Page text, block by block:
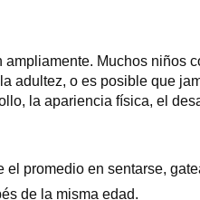
Muchos
adultez, o es posible que
la apariencia física, el
promedio en sentarse,
de la misma edad.